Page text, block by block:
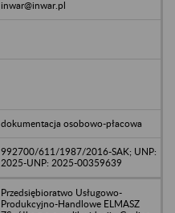
inwar@inwar.pl
dokumentacja osobowo-płacowa
992700/611/1987/2016-SAK; UNP:
2025-UNP: 2025-00359639
Przedsiębioratwo Usługowo-
Produkcyjno-Handlowe ELMASZ